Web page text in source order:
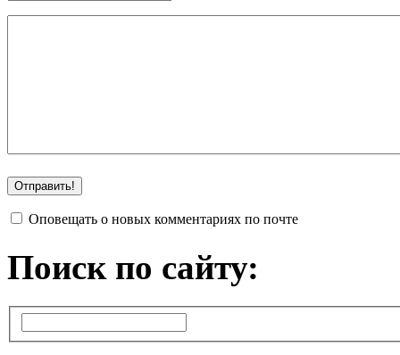
Оповещать о новых комментариях по почте
Поиск по сайту: